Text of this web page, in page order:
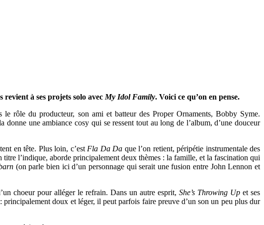
revient à ses projets solo avec My Idol Family. Voici ce qu’on en pense.
le rôle du producteur, son ami et batteur des Proper Ornaments, Bobby Syme.
une ambiance cosy qui se ressent tout au long de l’album, d’une douceur
en tête. Plus loin, c’est Fla Da Da que l’on retient, péripétie instrumentale des
titre l’indique, aborde principalement deux thèmes : la famille, et la fascination qui
(on parle bien ici d’un personnage qui serait une fusion entre John Lennon et
choeur pour alléger le refrain. Dans un autre esprit, She’s Throwing Up et ses
doux et léger, il peut parfois faire preuve d’un son un peu plus dur